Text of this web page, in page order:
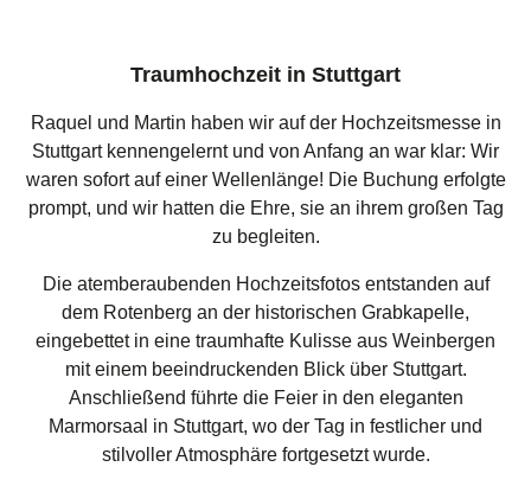
Traumhochzeit in Stuttgart
Raquel und Martin haben wir auf der Hochzeitsmesse in
Stuttgart kennengelernt und von Anfang an war klar: Wir
waren sofort auf einer Wellenlänge! Die Buchung erfolgte
prompt, und wir hatten die Ehre, sie an ihrem großen Tag
zu begleiten.
Die atemberaubenden Hochzeitsfotos entstanden auf
dem Rotenberg an der historischen Grabkapelle,
eingebettet in eine traumhafte Kulisse aus Weinbergen
mit einem beeindruckenden Blick über Stuttgart.
Anschließend führte die Feier in den eleganten
Marmorsaal in Stuttgart, wo der Tag in festlicher und
stilvoller Atmosphäre fortgesetzt wurde.